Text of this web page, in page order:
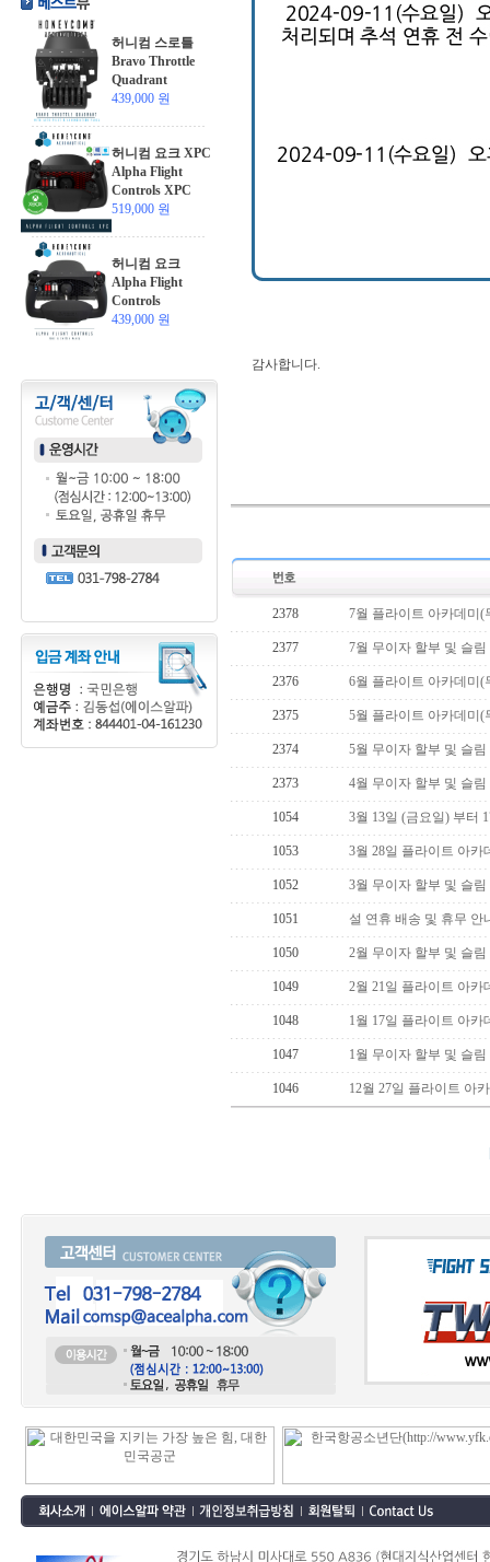
허니컴 스로틀
Bravo Throttle
Quadrant
439,000 원
허니컴 요크 XPC
Alpha Flight
Controls XPC
519,000 원
허니컴 요크
Alpha Flight
Controls
439,000 원
감사합니다.
2378 7월 플라이트 아카데미(
2377 7월 무이자 할부 및 슬
2376 6월 플라이트 아카데미(
2375 5월 플라이트 아카데미(
2374 5월 무이자 할부 및 슬
2373 4월 무이자 할부 및 슬
1054 3월 13일 (금요일) 부터
1053 3월 28일 플라이트 아카
1052 3월 무이자 할부 및 슬
1051 설 연휴 배송 및 휴무 안
1050 2월 무이자 할부 및 슬
1049 2월 21일 플라이트 아카
1048 1월 17일 플라이트 아
1047 1월 무이자 할부 및 슬
1046 12월 27일 플라이트 아